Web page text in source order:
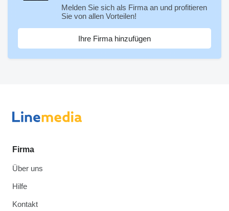
Melden Sie sich als Firma an und profitieren
Sie von allen Vorteilen!
Ihre Firma hinzufügen
Firma
Über uns
Hilfe
Kontakt